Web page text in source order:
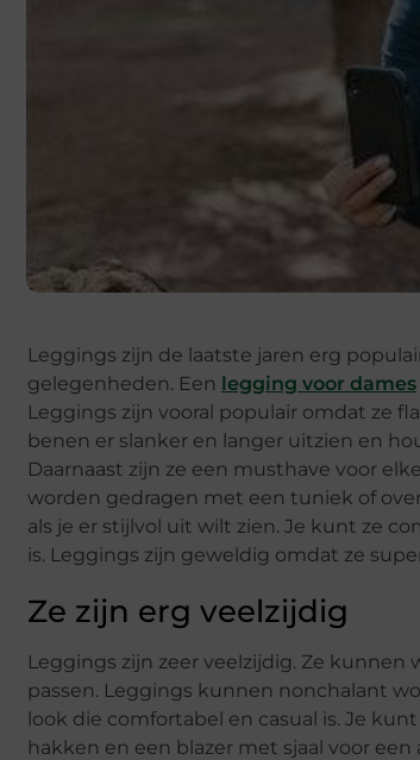
Leggings zijn de laatste jaren erg
gelegenheden. Een legging voor dames
Leggings zijn vooral populair omdat ze
benen er slanker en langer uitzien en
Daarnaast zijn ze een musthave voor
worden gedragen met een tuniek of
als je er stijlvol uit wilt zien. Je kunt ze
is. Leggings zijn geweldig omdat ze
Ze zijn erg veelzijdig
Leggings zijn zeer veelzijdig. Ze
passen. Leggings kunnen nonchalant
look die comfortabel en casual is. Je
hakken en een blazer met sjaal voor